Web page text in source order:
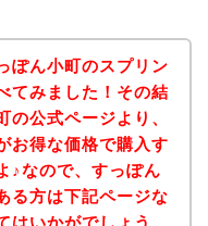
ぽん小町のスプリン
てみました！その結
の公式ページより、
お得な価格で購入す
♪なので、すっぽん
る方は下記ページな